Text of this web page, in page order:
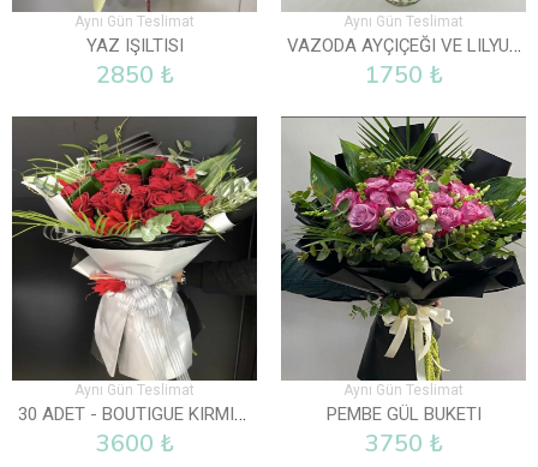
Aynı Gün Teslimat
YAZ IŞILTISI
2850 ₺
Aynı Gün Teslimat
VAZODA AYÇIÇEĞI VE LILYUM
1750 ₺
Aynı Gün Teslimat
30 ADET - BOUTIGUE KIRMIZI GÜL BUKETI
3600 ₺
Aynı Gün Teslimat
PEMBE GÜL BUKETI
3750 ₺